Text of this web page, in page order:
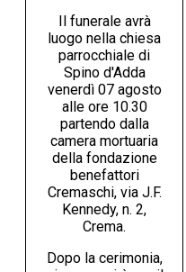
Il funerale avrà
luogo nella chiesa
parrocchiale di
Spino d'Adda
venerdì 07 agosto
alle ore 10.30
partendo dalla
camera mortuaria
della fondazione
benefattori
Cremaschi, via J.F.
Kennedy, n. 2,
Crema.
Dopo la cerimonia,